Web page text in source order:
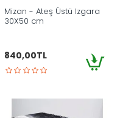
Mizan - Ateş Üstü Izgara
30X50 cm
840,00TL